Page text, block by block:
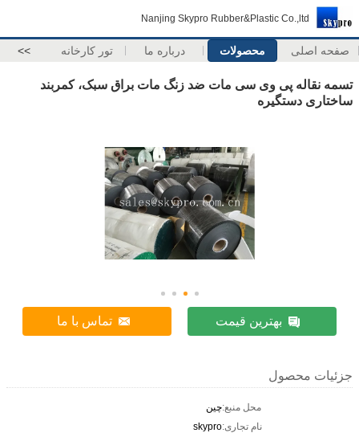
Nanjing Skypro Rubber&Plastic Co.,ltd
صفحه اصلی محصولات درباره ما تور کارخانه >>
تسمه نقاله پی وی سی مات ضد زنگ مات براق سبک، کمربند
ساختاری دستگیره
بهترین قیمت تماس با ما
جزئیات محصول
محل منبع:چین
نام تجاری:skypro